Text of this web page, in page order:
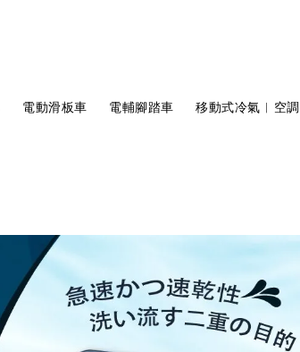
電動滑板車 電輔腳踏車 移動式冷氣︱空調